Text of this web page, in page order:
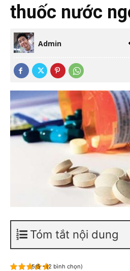
thuốc nước
Admin
Tóm tắt nội dung
5/5 - (2 bình chọn)